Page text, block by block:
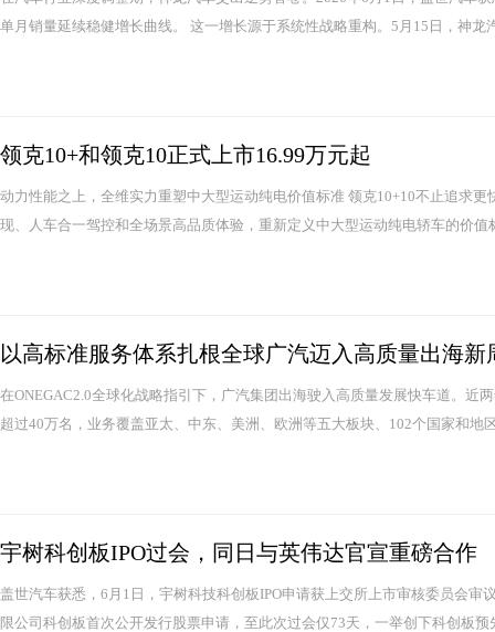
单月销量延续稳健增长曲线。 这一增长源于系统性战略重构。5月15日，神龙
领克10+和领克10正式上市16.99万元起
动力性能之上，全维实力重塑中大型运动纯电价值标准 领克10+10不止追求
现、人车合一驾控和全场景高品质体验，重新定义中大型运动纯电轿车的价
以高标准服务体系扎根全球广汽迈入高质量出海新
在ONEGAC2.0全球化战略指引下，广汽集团出海驶入高质量发展快车道。近
超过40万名，业务覆盖亚太、中东、美洲、欧洲等五大板块、102个国家和地
宇树科创板IPO过会，同日与英伟达官宣重磅合作
盖世汽车获悉，6月1日，宇树科技科创板IPO申请获上交所上市审核委员会
限公司科创板首次公开发行股票申请，至此次过会仅73天，一举创下科创板